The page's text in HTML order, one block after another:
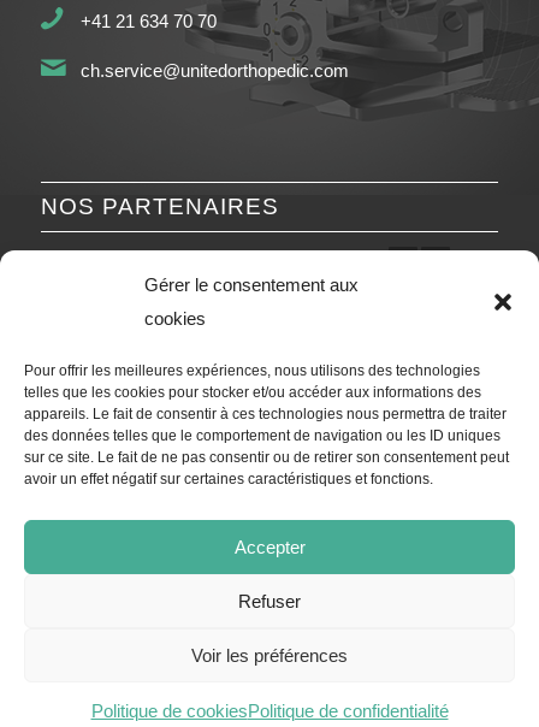
Gérer le consentement aux
cookies
Pour offrir les meilleures expériences, nous utilisons des technologies
telles que les cookies pour stocker et/ou accéder aux informations des
appareils. Le fait de consentir à ces technologies nous permettra de traiter
des données telles que le comportement de navigation ou les ID uniques
sur ce site. Le fait de ne pas consentir ou de retirer son consentement peut
avoir un effet négatif sur certaines caractéristiques et fonctions.
Accepter
Refuser
Voir les préférences
Politique de cookiesPolitique de confidentialité
+41 21 634 70 70
ch.service@unitedorthopedic.com
NOS PARTENAIRES
(last modification: 25.02.2025) © Copyright - United Orthopedic Suisse |